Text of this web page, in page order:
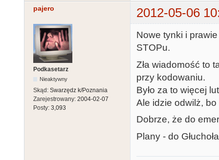
pajero 2012-05-06
Podkasetarz
Nieaktywny
Skąd: Swarzędz k/Poznania
Zarejestrowany: 2004-02-07
Posty: 3,093
Nowe tynki i
STOPu.
Zła wiadomość to
przy kodowaniu.
Było za to więcej
Ale idzie odwilż, bo
Dobrze, że do
Plany - do